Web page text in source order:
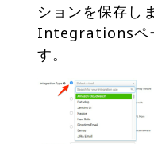
ションを保存し
Integrationsペ